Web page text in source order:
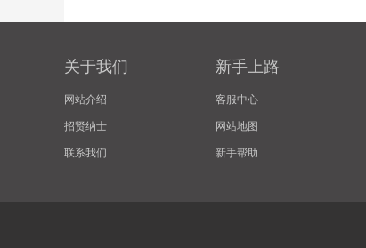
关于我们
网站介绍
招贤纳士
联系我们
新手上路
客服中心
网站地图
新手帮助